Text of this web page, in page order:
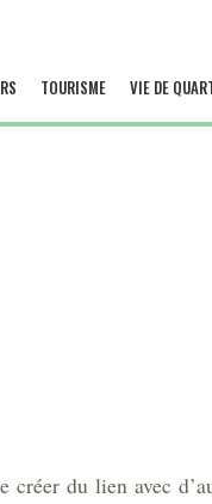
TOURISME VIE DE
du lien avec